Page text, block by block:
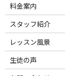
料金案内
スタッフ紹介
レッスン風景
生徒の声